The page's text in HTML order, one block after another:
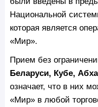
Национальной
которая является
«Мир».
Прием без
Беларуси, Кубе,
означает, что в них
«Мир» в любой